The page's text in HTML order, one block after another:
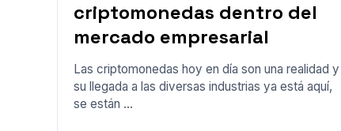
criptomonedas dentro del
mercado empresarial
Las criptomonedas hoy en día son una realidad y
su llegada a las diversas industrias ya está aquí,
se están ...